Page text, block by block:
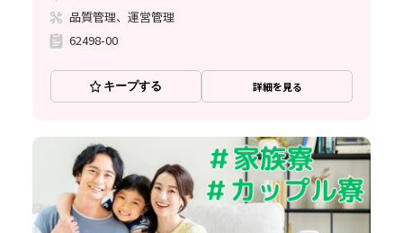
品質管理、運営管理
62498-00
キープする 詳細を見る